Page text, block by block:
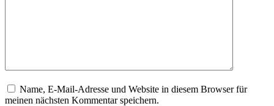
Name, E-Mail-Adresse und Website in diesem Browser für
meinen nächsten Kommentar speichern.